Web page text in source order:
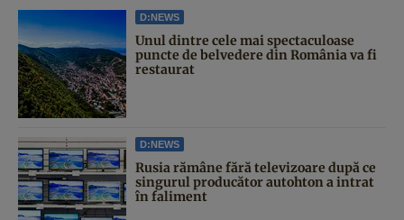
D:NEWS
Unul dintre cele mai spectaculoase
puncte de belvedere din România va fi
restaurat
D:NEWS
Rusia rămâne fără televizoare după ce
singurul producător autohton a intrat
în faliment